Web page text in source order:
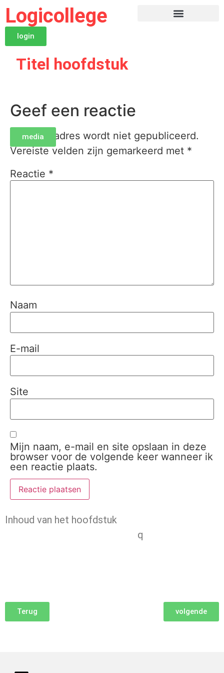
Logicollege
login
Titel hoofdstuk
Geef een reactie
Je e-mailadres wordt niet gepubliceerd.
Vereiste velden zijn gemarkeerd met *
Reactie *
Naam
E-mail
Site
Mijn naam, e-mail en site opslaan in deze
browser voor de volgende keer wanneer ik
een reactie plaats.
Inhoud van het hoofdstuk
q
media
Terug volgende